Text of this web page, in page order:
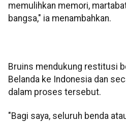
memulihkan memori,
bangsa," ia menambahkan.
Bruins mendukung restitusi
Belanda ke Indonesia dan
dalam proses tersebut.
"Bagi saya, seluruh benda